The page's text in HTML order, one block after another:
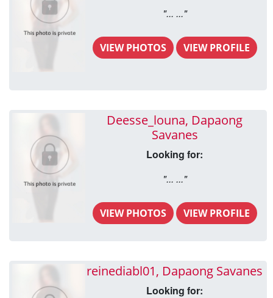
"... ..."
VIEW PHOTOS VIEW PROFILE
Deesse_louna, Dapaong
Savanes
Looking for:
"... ..."
VIEW PHOTOS VIEW PROFILE
reinediabl01, Dapaong Savanes
Looking for: